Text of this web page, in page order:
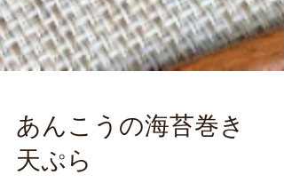
あんこうの海苔巻き